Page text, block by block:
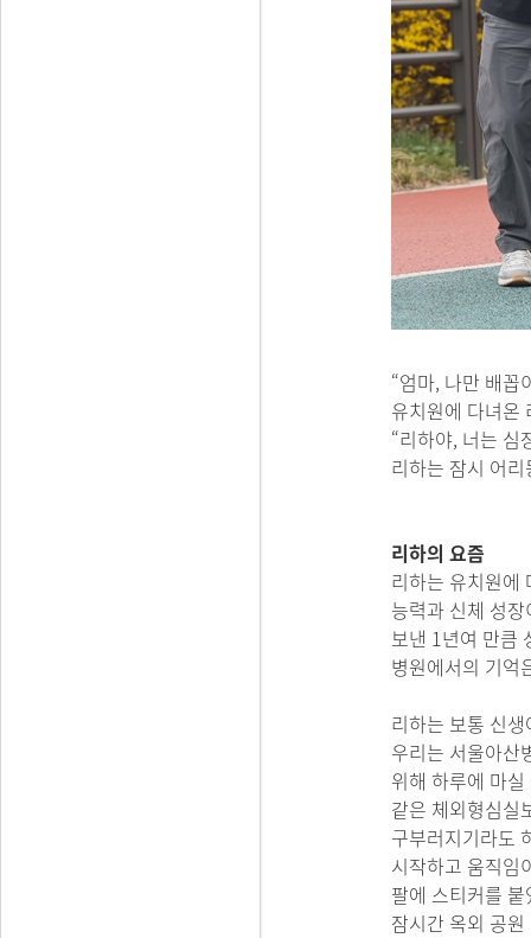
“엄마, 나만 배
유치원에 다녀온
“리하야, 너는 심
리하는 잠시 어
리하의 요즘
리하는 유치원에
능력과 신체 성
보낸 1년여 만큼
병원에서의 기억
리하는 보통 신
우리는 서울아산
위해 하루에 마
같은 체외형심실
구부러지기라도
시작하고 움직임
팔에 스티커를
잠시간 옥외 공